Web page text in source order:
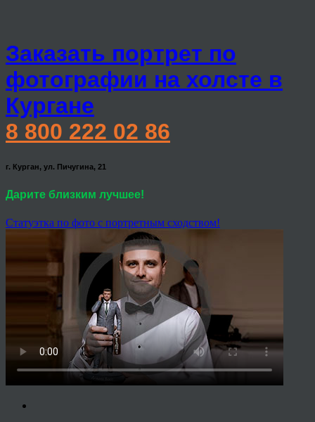
Заказать портрет по
фотографии на холсте в
Кургане
8 800 222 02 86
г. Курган, ул. Пичугина, 21
Дарите близким лучшее!
Статуэтка по фото с портретным сходством!